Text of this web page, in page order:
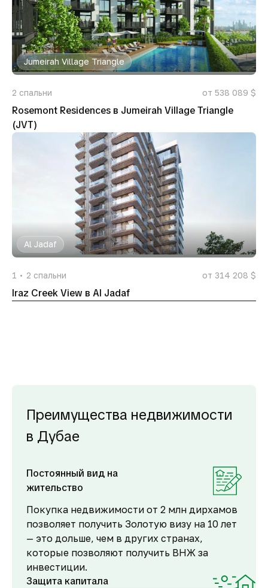
Jumeirah Village Triangle
2 спальни от 538 089 $
Rosemont Residences в Jumeirah Village Triangle
(JVT)
Al Jadaf
1 2 спальни от 314 208 $
Iraz Creek View в Al Jadaf
Преимущества недвижимости
в Дубае
Постоянный вид на
жительство
Покупка недвижимости от 2 млн дирхамов
позволяет получить Золотую визу на 10 лет
— это дольше, чем в других странах,
которые позволяют получить ВНЖ за
инвестиции.
Защита капитала